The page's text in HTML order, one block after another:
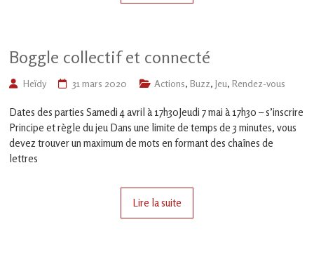
Boggle collectif et connecté
Heïdy 31 mars 2020 Actions,Buzz,Jeu,Rendez-vous
Dates des parties Samedi 4 avril à 17h30Jeudi 7 mai à 17h30 – s’inscrire
Principe et règle du jeu Dans une limite de temps de 3 minutes, vous
devez trouver un maximum de mots en formant des chaînes de
lettres
Lire la suite